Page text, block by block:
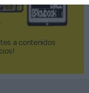
a contenidos